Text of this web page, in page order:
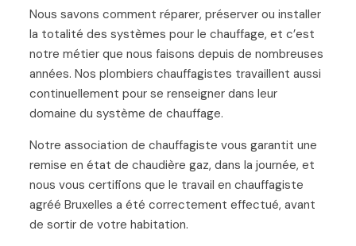
Nous savons comment réparer, préserver ou installer
la totalité des systèmes pour le chauffage, et c’est
notre métier que nous faisons depuis de nombreuses
années. Nos plombiers chauffagistes travaillent aussi
continuellement pour se renseigner dans leur
domaine du système de chauffage.
Notre association de chauffagiste vous garantit une
remise en état de chaudière gaz, dans la journée, et
nous vous certifions que le travail en chauffagiste
agréé Bruxelles a été correctement effectué, avant
de sortir de votre habitation.